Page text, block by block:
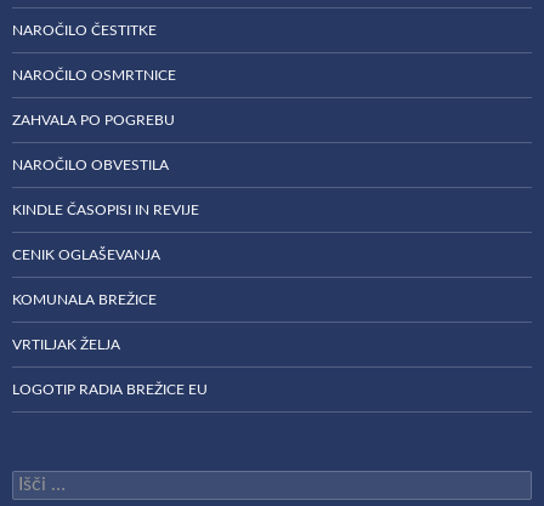
NAROČILO ČESTITKE
NAROČILO OSMRTNICE
ZAHVALA PO POGREBU
NAROČILO OBVESTILA
KINDLE ČASOPISI IN REVIJE
CENIK OGLAŠEVANJA
KOMUNALA BREŽICE
VRTILJAK ŽELJA
LOGOTIP RADIA BREŽICE EU
Išči: